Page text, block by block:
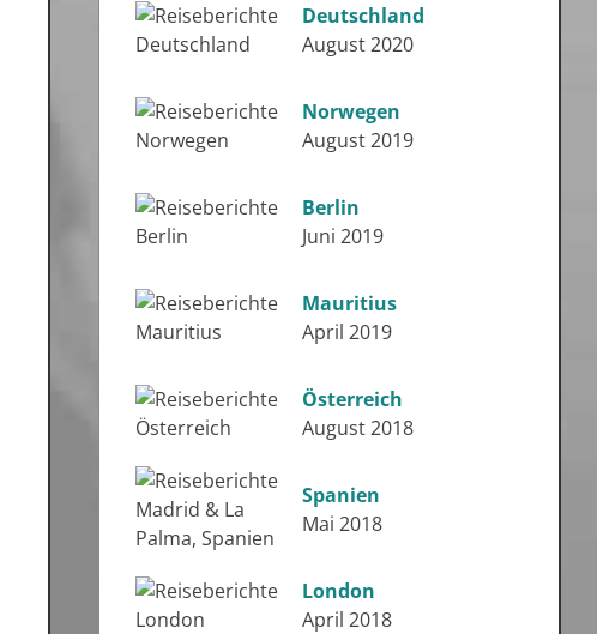
Deutschland
August 2020
Norwegen
August 2019
Berlin
Juni 2019
Mauritius
April 2019
Österreich
August 2018
Spanien
Mai 2018
London
April 2018